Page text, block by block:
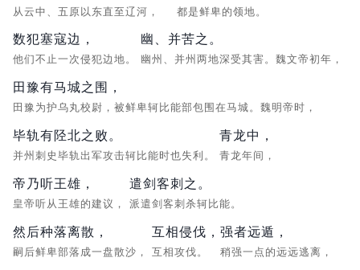
从云中、五原以东直至辽河， 都是鲜卑的领地。
数犯塞寇边，
他们不止一次侵犯边地。
幽、并苦之。
幽州、并州两地深受其害。魏文帝初年，
田豫有马城之围，
田豫为护乌丸校尉，被鲜卑轲比能部包围在马城。魏明帝时，
毕轨有陉北之败。
并州刺史毕轨出军攻击轲比能时也失利。
青龙中，
青龙年间，
帝乃听王雄，
皇帝听从王雄的建议，
遣剑客刺之。
派遣剑客刺杀轲比能。
然后种落离散，
嗣后鲜卑部落成一盘散沙，
互相侵伐，
互相攻伐。
强者远遁，
稍强一点的远远逃离，